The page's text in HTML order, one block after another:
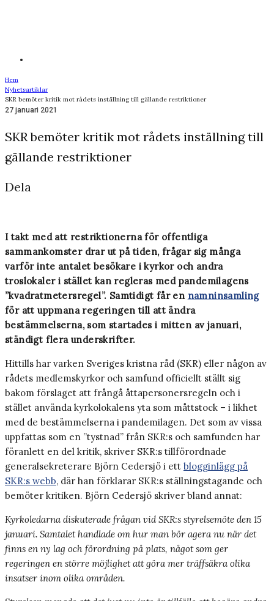
Hem
Nyhetsartiklar
SKR bemöter kritik mot rådets inställning till gällande restriktioner
27 januari 2021
SKR bemöter kritik mot rådets inställning till
gällande restriktioner
Dela
I takt med att restriktionerna för offentliga
sammankomster drar ut på tiden, frågar sig många
varför inte antalet besökare i kyrkor och andra
troslokaler i stället kan regleras med pandemilagens
”kvadratmetersregel”. Samtidigt får en namninsamling
för att uppmana regeringen till att ändra
bestämmelserna, som startades i mitten av januari,
ständigt flera underskrifter.
Hittills har varken Sveriges kristna råd (SKR) eller någon av
rådets medlemskyrkor och samfund officiellt ställt sig
bakom förslaget att frångå åttapersonersregeln och i
stället använda kyrkolokalens yta som måttstock – i likhet
med de bestämmelserna i pandemilagen. Det som av vissa
uppfattas som en ”tystnad” från SKR:s och samfunden har
föranlett en del kritik, skriver SKR:s tillförordnade
generalsekreterare Björn Cedersjö i ett blogginlägg på
SKR:s webb, där han förklarar SKR:s ställningstagande och
bemöter kritiken. Björn Cedersjö skriver bland annat:
Kyrkoledarna diskuterade frågan vid SKR:s styrelsemöte den 15
januari. Samtalet handlade om hur man bör agera nu när det
finns en ny lag och förordning på plats, något som ger
regeringen en större möjlighet att göra mer träffsäkra olika
insatser inom olika områden.